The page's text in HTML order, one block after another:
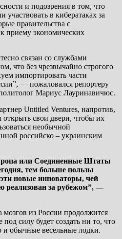
и подозрения в том, что
в кибератаках за
правительства с
приему экономических
связан со службами
что без чрезвычайно строгого
импортировать части
— пожаловался репортеру
Мариус Лауринавичюс.
Untitled Ventures, напротив,
открыть свои двери, чтобы их
необычной
российско – украинским
или Соединенные Штаты
тем больше пользы
новые инноваторы, чей
реализован за рубежом”, —
мозгов из России продолжится
силу будет создать ни то, что
обычные весельные лодки.